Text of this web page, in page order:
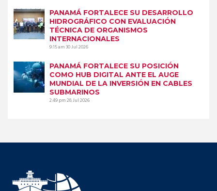
PANAMÁ FORTALECE SU DESARROLLO
HIDROGRÁFICO CON EVALUACIÓN
TÉCNICA DE ORGANISMOS
INTERNACIONALES
9:15 am30 Jul 2026
PANAMÁ FORTALECE SU POSICIÓN
COMO HUB DIGITAL ANTE EL AUGE
MUNDIAL DE LA INVERSIÓN EN CABLES
SUBMARINOS
2:49 pm28 Jul 2026